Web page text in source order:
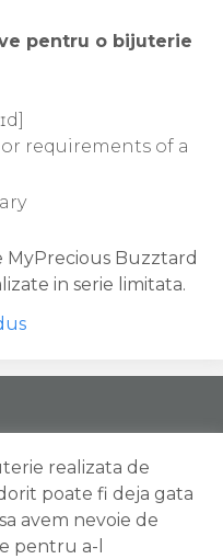
pentru o bijuterie
requirements of a
MyPrecious Buzztard
in serie limitata.
realizata de
poate fi deja gata
avem nevoie de
pentru a-l